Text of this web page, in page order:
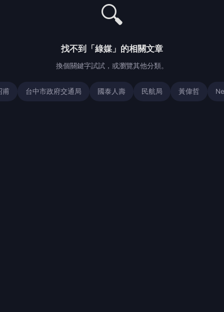
🔍
找不到「綠媒」的相關文章
換個關鍵字試試，或瀏覽其他分類。
甫 台中市政府交通局 國泰人壽 民航局 黃偉哲